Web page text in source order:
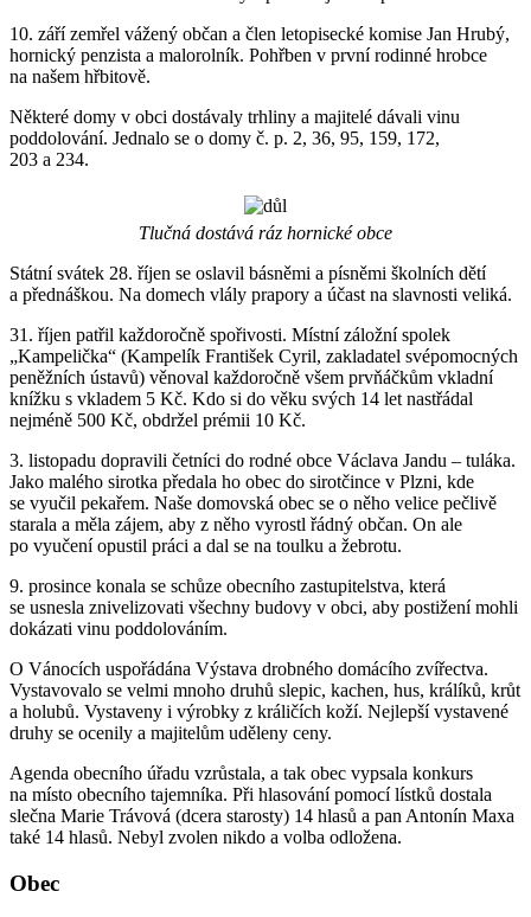
10. září zemřel vážený občan a člen letopisecké komise Jan Hrubý,
hornický penzista a malorolník. Pohřben v první rodinné hrobce
na našem hřbitově.
Některé domy v obci dostávaly trhliny a majitelé dávali vinu
poddolování. Jednalo se o domy č. p. 2, 36, 95, 159, 172,
203 a 234.
Tlučná dostává ráz hornické obce
Státní svátek 28. říjen se oslavil básněmi a písněmi školních dětí
a přednáškou. Na domech vlály prapory a účast na slavnosti veliká.
31. říjen patřil každoročně spořivosti. Místní záložní spolek
„Kampelička“ (Kampelík František Cyril, zakladatel svépomocných
peněžních ústavů) věnoval každoročně všem prvňáčkům vkladní
knížku s vkladem 5 Kč. Kdo si do věku svých 14 let nastřádal
nejméně 500 Kč, obdržel prémii 10 Kč.
3. listopadu dopravili četníci do rodné obce Václava Jandu – tuláka.
Jako malého sirotka předala ho obec do sirotčince v Plzni, kde
se vyučil pekařem. Naše domovská obec se o něho velice pečlivě
starala a měla zájem, aby z něho vyrostl řádný občan. On ale
po vyučení opustil práci a dal se na toulku a žebrotu.
9. prosince konala se schůze obecního zastupitelstva, která
se usnesla znivelizovati všechny budovy v obci, aby postižení mohli
dokázati vinu poddolováním.
O Vánocích uspořádána Výstava drobného domácího zvířectva.
Vystavovalo se velmi mnoho druhů slepic, kachen, hus, králíků, krůt
a holubů. Vystaveny i výrobky z králičích koží. Nejlepší vystavené
druhy se ocenily a majitelům uděleny ceny.
Agenda obecního úřadu vzrůstala, a tak obec vypsala konkurs
na místo obecního tajemníka. Při hlasování pomocí lístků dostala
slečna Marie Trávová (dcera starosty) 14 hlasů a pan Antonín Maxa
také 14 hlasů. Nebyl zvolen nikdo a volba odložena.
Obec